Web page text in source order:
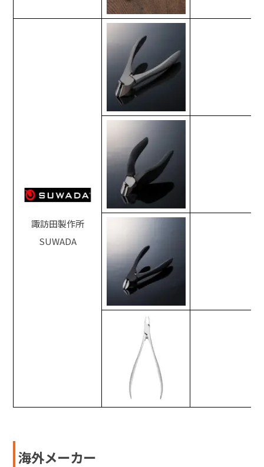
諏訪田製作所
SUWADA
海外メーカー